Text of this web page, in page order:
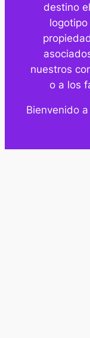
destino
nuestros
o a los
Bienvenido a